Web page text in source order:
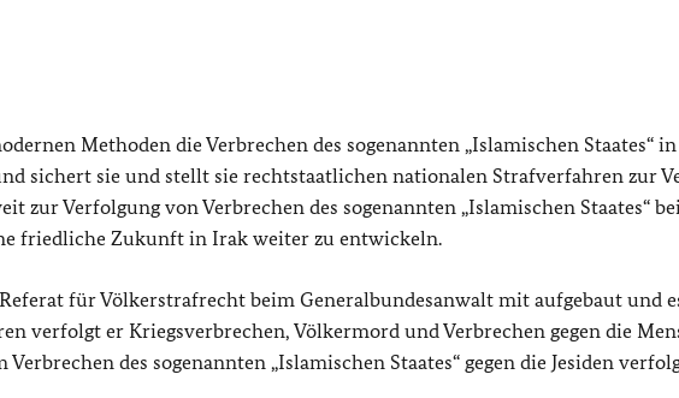
Methoden die Verbrechen des sogenannten „Islamischen Staates“
sichert sie und stellt sie rechtstaatlichen nationalen Strafverfahren zur
zur Verfolgung von Verbrechen des sogenannten „Islamischen Staates“
friedliche Zukunft in Irak weiter zu entwickeln.
für Völkerstrafrecht beim Generalbundesanwalt mit aufgebaut und
verfolgt er Kriegsverbrechen, Völkermord und Verbrechen gegen die
des sogenannten „Islamischen Staates“ gegen die Jesiden